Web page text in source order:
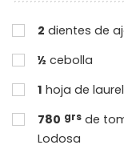
2 dientes de
½ cebolla
1 hoja de laurel
780 grs de
Lodosa